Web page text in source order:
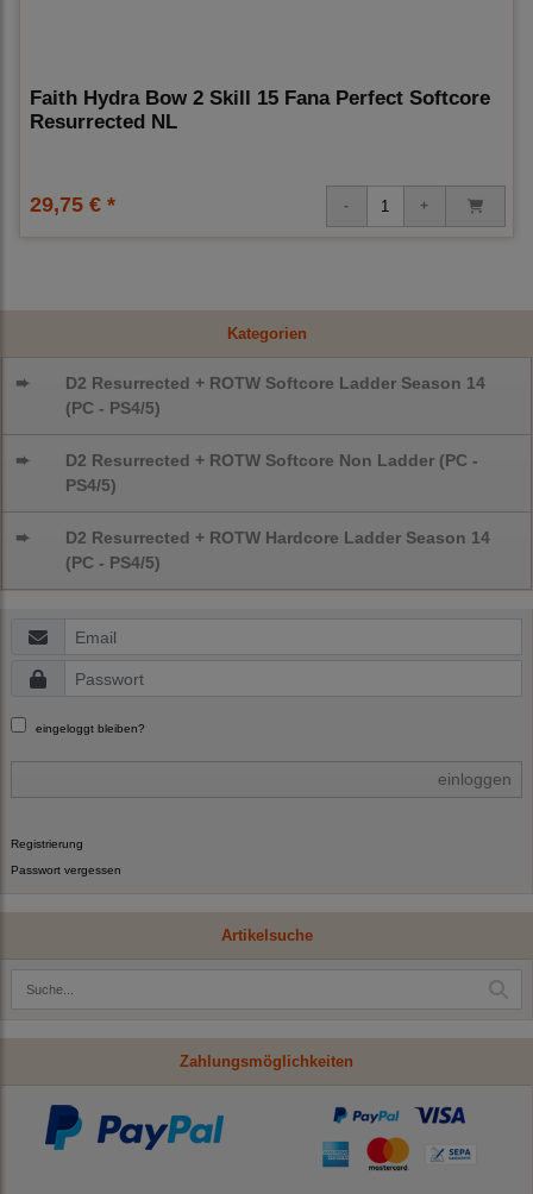
Kategorien
➨
D2 Resurrected + ROTW Softcore Ladder Season 14
(PC - PS4/5)
➨
D2 Resurrected + ROTW Softcore Non Ladder (PC -
PS4/5)
➨
D2 Resurrected + ROTW Hardcore Ladder Season 14
(PC - PS4/5)
eingeloggt bleiben?
einloggen
Registrierung
Passwort vergessen
Artikelsuche
Faith Hydra Bow 2 Skill 15 Fana Perfect Softcore
Resurrected NL
29,75 € *
Zahlungsmöglichkeiten